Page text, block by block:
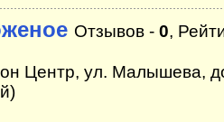
Отзывов - 0,
Центр, ул. Малышева,